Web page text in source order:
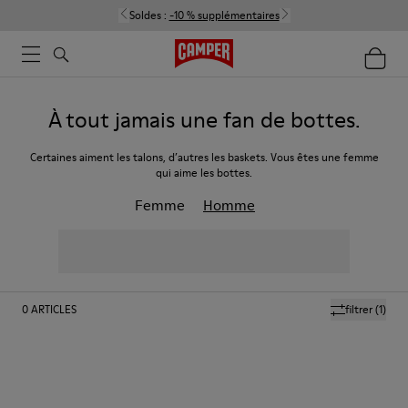
Soldes : -10 % supplémentaires
À tout jamais une fan de bottes.
Certaines aiment les talons, d’autres les baskets. Vous êtes une femme
qui aime les bottes.
Femme Homme
filtrer(1)
0ARTICLES